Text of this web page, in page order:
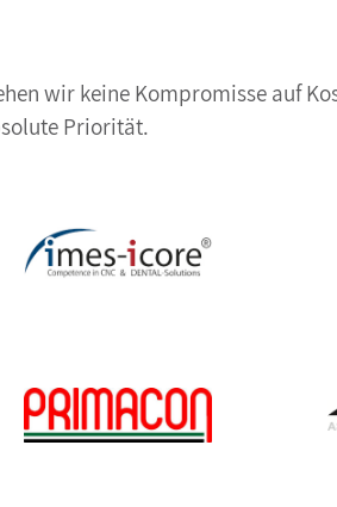
wir keine Kompromisse auf
Priorität.